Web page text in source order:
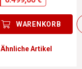
WARENKORB
Ähnliche Artikel